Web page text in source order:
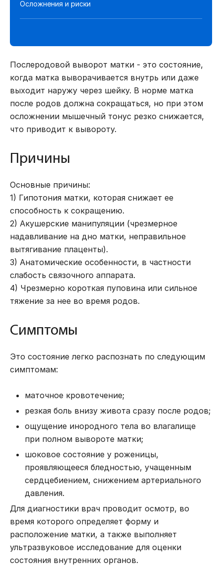
Осложнения и риски
Послеродовой выворот матки - это состояние,
когда матка выворачивается внутрь или даже
выходит наружу через шейку. В норме матка
после родов должна сокращаться, но при этом
осложнении мышечный тонус резко снижается,
что приводит к вывороту.
Причины
Основные причины:
1) Гипотония матки, которая снижает ее
способность к сокращению.
2) Акушерские манипуляции (чрезмерное
надавливание на дно матки, неправильное
вытягивание плаценты).
3) Анатомические особенности, в частности
слабость связочного аппарата.
4) Чрезмерно короткая пуповина или сильное
тяжение за нее во время родов.
Симптомы
Это состояние легко распознать по следующим
симптомам:
маточное кровотечение;
резкая боль внизу живота сразу после родов;
ощущение инородного тела во влагалище
при полном вывороте матки;
шоковое состояние у роженицы,
проявляющееся бледностью, учащенным
сердцебиением, снижением артериального
давления.
Для диагностики врач проводит осмотр, во
время которого определяет форму и
расположение матки, а также выполняет
ультразвуковое исследование для оценки
состояния внутренних органов.